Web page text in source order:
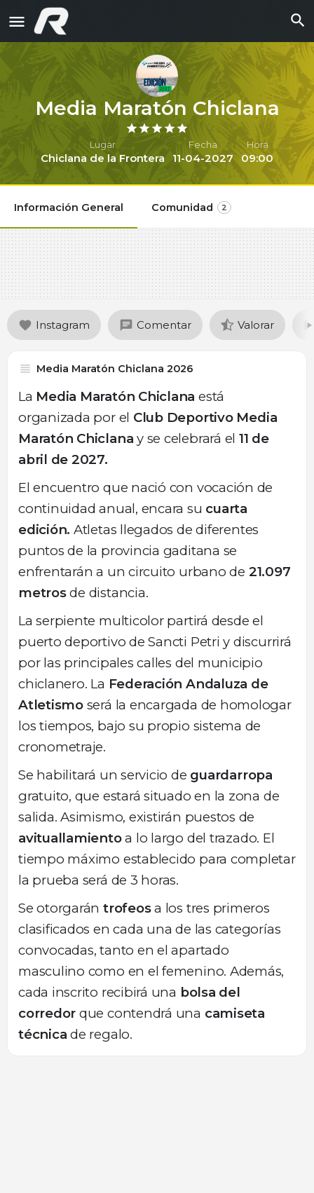
Media Maratón Chiclana
Lugar
Chiclana de la Frontera
Fecha
11-04-2027
Hora
09:00
Información General Comunidad 2
Instagram Comentar Valorar
Media Maratón Chiclana 2026
La Media Maratón Chiclana está
organizada por el Club Deportivo Media
Maratón Chiclana y se celebrará el 11 de
abril de 2027.
El encuentro que nació con vocación de
continuidad anual, encara su cuarta
edición. Atletas llegados de diferentes
puntos de la provincia gaditana se
enfrentarán a un circuito urbano de 21.097
metrosde distancia.
La serpiente multicolor partirá desde el
puerto deportivo de Sancti Petri y discurrirá
por las principales calles del municipio
chiclanero. La Federación Andaluza de
Atletismoserá la encargada de homologar
los tiempos, bajo su propio sistema de
cronometraje.
Se habilitará un servicio de guardarropa
gratuito, que estará situado en la zona de
salida. Asimismo, existirán puestos de
avituallamientoa lo largo del trazado. El
tiempo máximo establecido para completar
la prueba será de 3 horas.
Se otorgarántrofeosa los tres primeros
clasificados en cada una de las categorías
convocadas, tanto en el apartado
masculino como en el femenino. Además,
cada inscrito recibirá una bolsa del
corredor que contendrá una camiseta
técnica de regalo.